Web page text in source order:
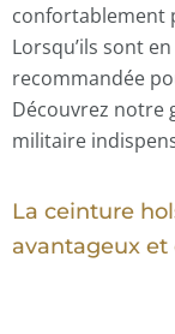
confortablement
Lorsqu’ils sont
recommandée
Découvrez notre
militaire
La ceinture
avantageux